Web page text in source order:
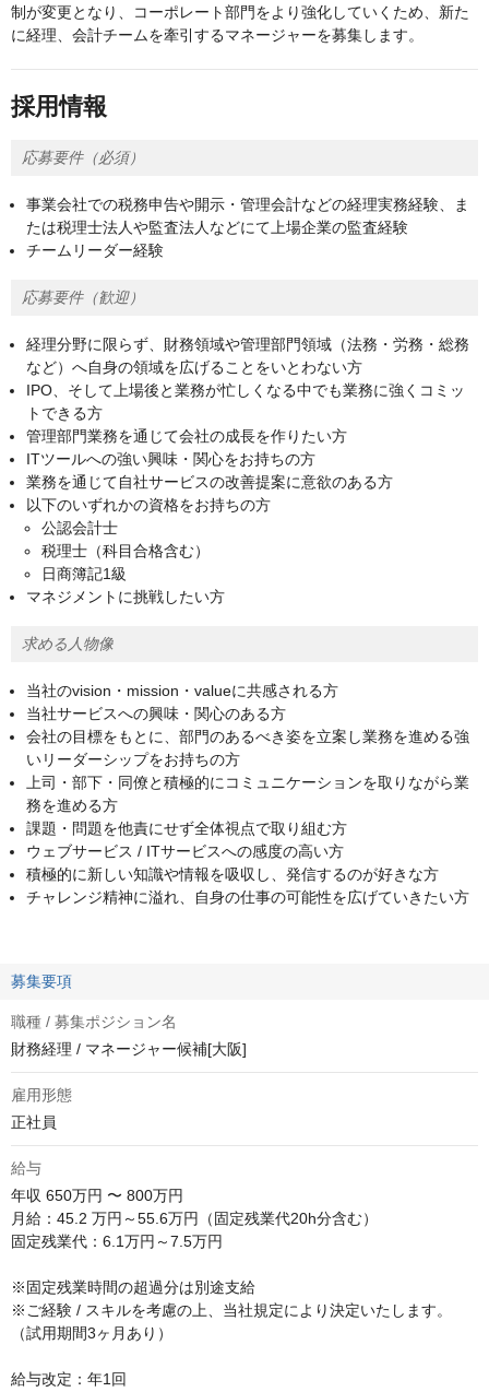
制が変更となり、コーポレート部門をより強化していくため、新た
に経理、会計チームを牽引するマネージャーを募集します。
採用情報
応募要件（必須）
事業会社での税務申告や開示・管理会計などの経理実務経験、ま
たは税理士法人や監査法人などにて上場企業の監査経験
チームリーダー経験
応募要件（歓迎）
経理分野に限らず、財務領域や管理部門領域（法務・労務・総務
など）へ自身の領域を広げることをいとわない方
IPO、そして上場後と業務が忙しくなる中でも業務に強くコミッ
トできる方
管理部門業務を通じて会社の成長を作りたい方
ITツールへの強い興味・関心をお持ちの方
業務を通じて自社サービスの改善提案に意欲のある方
以下のいずれかの資格をお持ちの方
公認会計士
税理士（科目合格含む）
日商簿記1級
マネジメントに挑戦したい方
求める人物像
当社のvision・mission・valueに共感される方
当社サービスへの興味・関心のある方
会社の目標をもとに、部門のあるべき姿を立案し業務を進める強
いリーダーシップをお持ちの方
上司・部下・同僚と積極的にコミュニケーションを取りながら業
務を進める方
課題・問題を他責にせず全体視点で取り組む方
ウェブサービス / ITサービスへの感度の高い方
積極的に新しい知識や情報を吸収し、発信するのが好きな方
チャレンジ精神に溢れ、自身の仕事の可能性を広げていきたい方
募集要項
職種 / 募集ポジション名
財務経理 / マネージャー候補[大阪]
雇用形態
正社員
給与
年収 650万円 〜 800万円
月給：45.2 万円～55.6万円（固定残業代20h分含む）
固定残業代：6.1万円～7.5万円
※固定残業時間の超過分は別途支給
※ご経験 / スキルを考慮の上、当社規定により決定いたします。
（試用期間3ヶ月あり）
給与改定：年1回